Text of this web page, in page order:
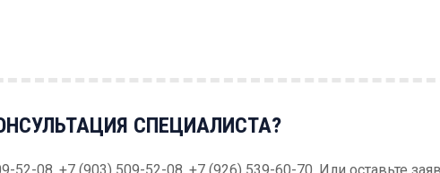
СПЕЦИАЛИСТА?